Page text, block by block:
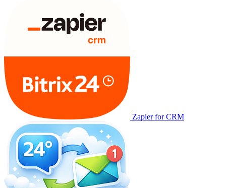
Zapier for CRM